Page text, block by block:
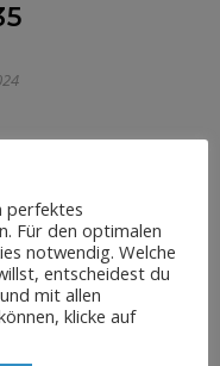
perfektes
Für den optimalen
notwendig. Welche
entscheidest du
mit allen
klicke auf